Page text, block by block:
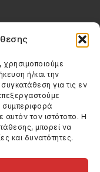
χρησιμοποιούμε
ή/και την
για τις εν
αυτόν τον ιστότοπο. Η
μπορεί να
και δυνατότητες.